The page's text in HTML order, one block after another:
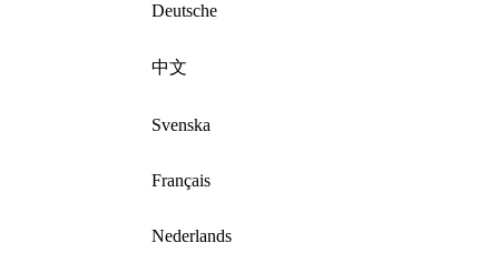
Deutsche
中文
Svenska
Français
Nederlands